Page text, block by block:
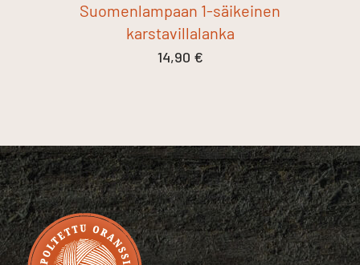
Suomenlampaan 1-säikeinen
karstavillalanka
14,90 €